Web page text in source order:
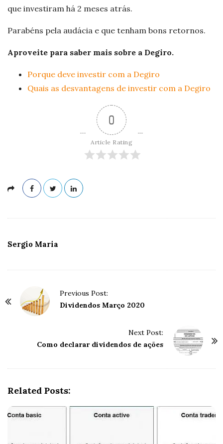
que investiram há 2 meses atrás.
Parabéns pela audácia e que tenham bons retornos.
Aproveite para saber mais sobre a Degiro.
Porque deve investir com a Degiro
Quais as desvantagens de investir com a Degiro
0
Article Rating
Sergio Maria
Previous Post:
Dividendos Março 2020
Next Post:
Como declarar dividendos de ações
Related Posts: